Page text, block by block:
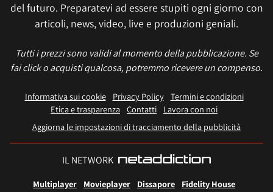
del futuro. Preparatevi ad essere stupiti ogni giorno con
articoli, news, video, live e produzioni geniali.
Tutti i prezzi sono validi al momento della pubblicazione. Se
fai click o acquisti qualcosa, potremmo ricevere un compenso.
Informativa sui cookie Privacy Policy
Termini e condizioni
Etica e trasparenza Contatti
Lavora con noi
Aggiorna le impostazioni di tracciamento della pubblicità
IL NETWORK
Multiplayer Movieplayer Dissapore Fidelity House